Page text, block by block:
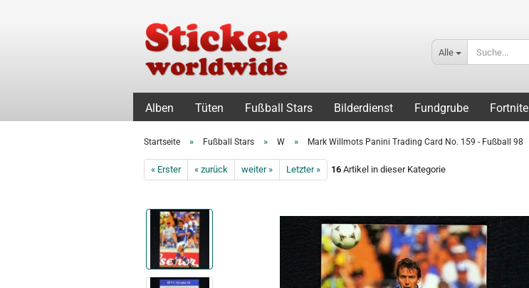
Alle
Alben Tüten Fußball Stars Bilderdienst Fundgrube Fortnite
Startseite » Fußball Stars » W » Mark Willmots Panini Trading Card No. 159 - Fußball 98
« Erster « zurück weiter » Letzter » 16 Artikel in dieser Kategorie